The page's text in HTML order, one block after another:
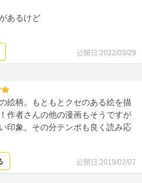
あるけど
公開日:2022/03/29
絵柄。もともとクセのある絵を描
作者さんの他の漫画もそうですが
印象。その分テンポも良く読み応
公開日:2019/02/07